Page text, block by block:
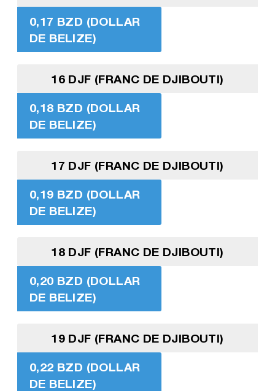
0,17 BZD (DOLLAR
DE BELIZE)
16 DJF (FRANC DE DJIBOUTI)
0,18 BZD (DOLLAR
DE BELIZE)
17 DJF (FRANC DE DJIBOUTI)
0,19 BZD (DOLLAR
DE BELIZE)
18 DJF (FRANC DE DJIBOUTI)
0,20 BZD (DOLLAR
DE BELIZE)
19 DJF (FRANC DE DJIBOUTI)
0,22 BZD (DOLLAR
DE BELIZE)